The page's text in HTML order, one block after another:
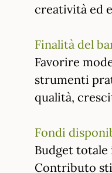
creatività ed
Finalità del
Favorire
strumenti
qualità,
Fondi
Budget
Contributo